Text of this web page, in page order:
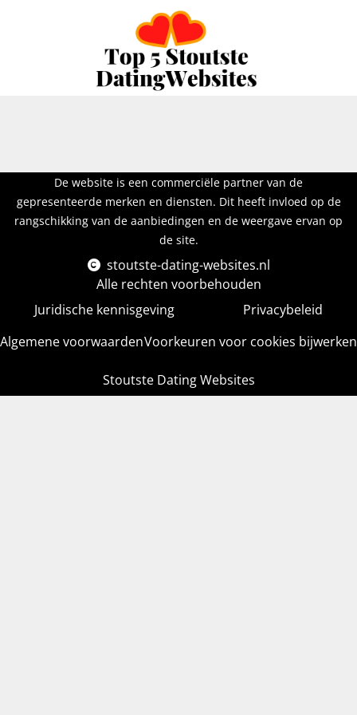
De website is een commerciële partner van de
gepresenteerde merken en diensten. Dit heeft invloed op de
rangschikking van de aanbiedingen en de weergave ervan op
de site.
stoutste-dating-websites.nl
Alle rechten voorbehouden
Juridische kennisgeving
Privacybeleid
Algemene voorwaardenVoorkeuren voor cookies bijwerken
Stoutste Dating Websites